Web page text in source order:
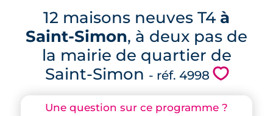
Une question sur ce programme ?
12 maisons neuves T4 à
Saint-Simon, à deux pas de
la mairie de quartier de
Saint-Simon - réf. 4998 💗